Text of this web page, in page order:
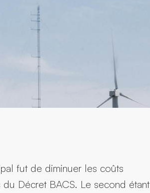
fut de diminuer les coûts
Décret BACS. Le second étant